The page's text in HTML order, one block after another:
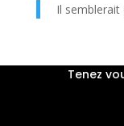
Il semblerait
Tenez